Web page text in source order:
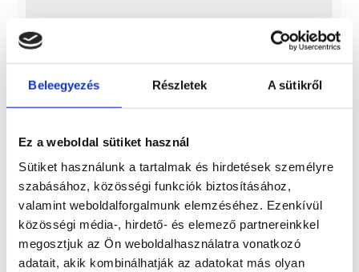
Beleegyezés Részletek A sütikről
Ez a weboldal sütiket használ
Sütiket használunk a tartalmak és hirdetések személyre
szabásához, közösségi funkciók biztosításához,
valamint weboldalforgalmunk elemzéséhez. Ezenkívül
közösségi média-, hirdető- és elemező partnereinkkel
megosztjuk az Ön weboldalhasználatra vonatkozó
adatait, akik kombinálhatják az adatokat más olyan
Power/ Teljesítmény Kw Swept volume
Visszahívást kérek!